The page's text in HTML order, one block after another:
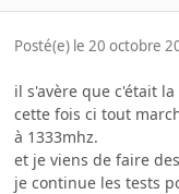
Posté(e) le 20 octobre
il s'avère que c'était
cette fois ci tout
à 1333mhz.
et je viens de faire
je continue les tests